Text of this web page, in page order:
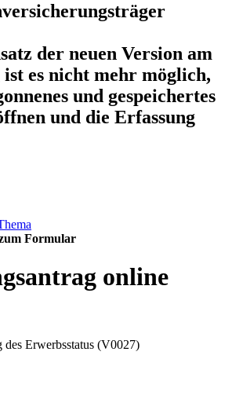
der neuen Version am
ist es nicht mehr möglich,
und gespeichertes
und die Erfassung
Formular
online
des Erwerbsstatus (V0027)